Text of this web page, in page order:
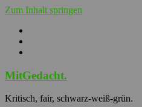
Zum Inhalt springen
MitGedacht.
Kritisch, fair, schwarz-weiß-grün.